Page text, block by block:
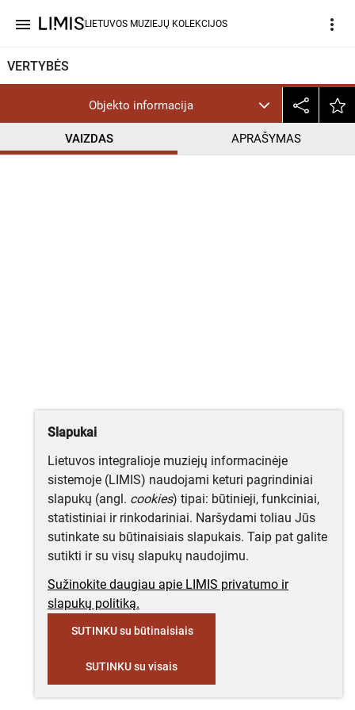
menu LIETUVOS MUZIEJŲ KOLEKCIJOS more_vert
VERTYBĖS
Objekto informacija
VAIZDAS APRAŠYMAS
CC BY-NC-ND
Slapukai
Lietuvos integralioje muziejų informacinėje
sistemoje (LIMIS) naudojami keturi pagrindiniai
slapukų (angl. cookies) tipai: būtinieji, funkciniai,
statistiniai ir rinkodariniai. Naršydami toliau Jūs
sutinkate su būtinaisiais slapukais. Taip pat galite
sutikti ir su visų slapukų naudojimu.
Sužinokite daugiau apie LIMIS privatumo ir
slapukų politiką.
SUTINKU su būtinaisiais
SUTINKU su visais